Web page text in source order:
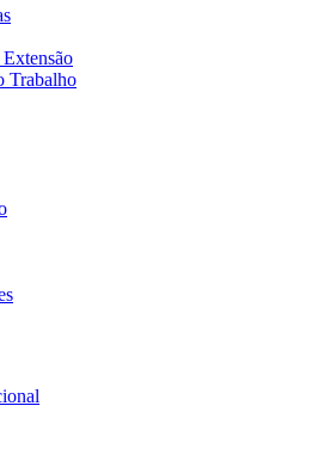
Trabalho